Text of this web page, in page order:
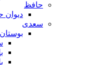
حافظ
دیوان
سعدی